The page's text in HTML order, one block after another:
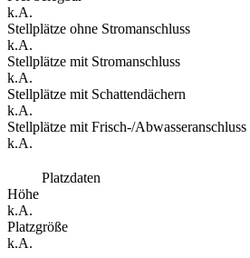
k.A.
Stellplätze ohne Stromanschluss
k.A.
Stellplätze mit Stromanschluss
k.A.
Stellplätze mit Schattendächern
k.A.
Stellplätze mit Frisch-/Abwasseranschluss
k.A.
Platzdaten
Höhe
k.A.
Platzgröße
k.A.